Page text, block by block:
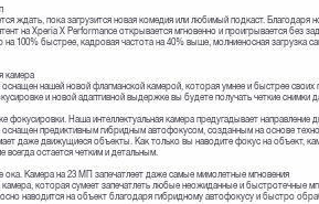
ждать, пока загрузится новая комедия или любимый подкаст.
на Xperia X Performance открывается мгновенно и проигрывается
100% быстрее, кадровая частота на 40% выше, молниеносная загрузка
камера
нашей новой флагманской камерой, которая умнее и быстрее
и новой адаптивной выдержке вы будете получать четкие снимки
фокусировки. Наша интеллектуальная камера предугадывает направление
оснащен предиктивным гибридным автофокусом, созданным на основе
даже движущиеся объекты. Как только вы наводите фокус на объект,
всегда остается четким и детальным.
ока. Камера на 23 МП запечатлеет даже самые мимолетные мгновения
которая сумеет запечатлеть любые неожиданные и быстротечные
наводится на объект благодаря гибридному автофокусу и быстро